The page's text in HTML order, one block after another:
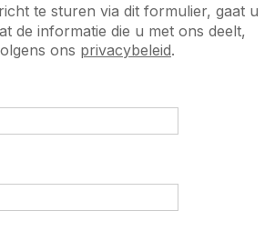
te sturen via dit formulier, gaat u
de informatie die u met ons deelt,
ons privacybeleid.